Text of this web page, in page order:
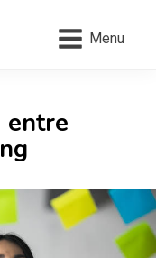
Menu
entre